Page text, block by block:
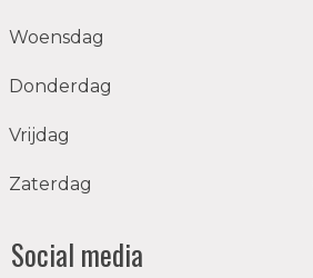
Woensdag
Donderdag
Vrijdag
Zaterdag
Social media